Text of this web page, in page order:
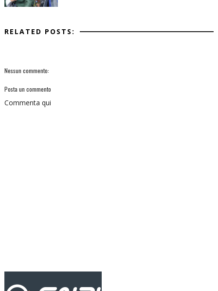
RELATED POSTS:
Nessun commento:
Posta un commento
Commenta qui